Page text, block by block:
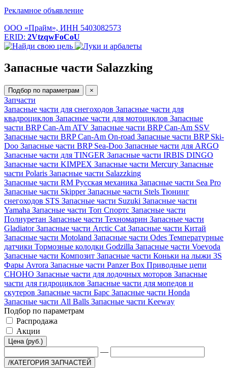
Рекламное объявление
ООО «Прайм», ИНН 5403082573
ERID: 2VtzqwFoCoU
Запасные части Salazzking
Подбор по параметрам ×
Запчасти
Запасные части для снегоходов Запасные части для
квадроциклов Запасные части для мотоциклов Запасные
части BRP Can-Am ATV Запасные части BRP Can-Am SSV
Запасные части BRP Can-Am On-road Запасные части BRP Ski-
Doo Запасные части BRP Sea-Doo Запасные части для ARGO
Запасные части для TINGER Запасные части IRBIS DINGO
Запасные части KIMPEX Запасные части Mercury Запасные
части Polaris Запасные части Salazzking
Запасные части RM Русская механика Запасные части Sea Pro
Запасные части SkipperЗапасные части Stels Тюнинг
снегоходов STS Запасные части Suzuki Запасные части
Yamaha Запасные части Топ Спортс Запасные части
Полиуретан Запасные части Техномарин Запасные части
GladiatorЗапасные части Arctic Cat Запасные части Китай
Запасные части Motoland Запасные части Odes Температурные
датчики Тормозные колодки Godzilla Запасные части Voevoda
Запасные части Композит Запасные части Коньки на лыжи 3S
Фары Avrora Запасные части Panzer Box Приводные цепи
CHOHO Запасные части для лодочных моторов Запасные
части для гидроциклов Запасные части для мопедов и
скутеров Запасные части Барс Запасные части Honda
Запасные части All Balls Запасные части Keeway
Подбор по параметрам
Распродажа
Акции
Цена (руб.)
—
/КАТЕГОРИЯ ЗАПЧАСТЕЙ